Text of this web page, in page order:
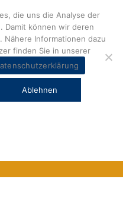
und
die uns die Analyse der
Damit können wir deren
Nähere Informationen dazu
finden Sie in unserer
Ablehnen